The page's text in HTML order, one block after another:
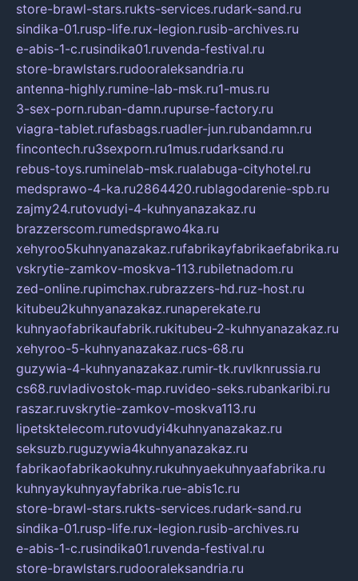
store-brawl-stars.rukts-services.rudark-sand.ru
sindika-01.rusp-life.rux-legion.rusib-archives.ru
e-abis-1-c.rusindika01.ruvenda-festival.ru
store-brawlstars.rudooraleksandria.ru
antenna-highly.rumine-lab-msk.ru1-mus.ru
3-sex-porn.ruban-damn.rupurse-factory.ru
viagra-tablet.rufasbags.ruadler-jun.rubandamn.ru
fincontech.ru3sexporn.ru1mus.rudarksand.ru
rebus-toys.ruminelab-msk.rualabuga-cityhotel.ru
medsprawo-4-ka.ru2864420.rublagodarenie-spb.ru
zajmy24.rutovudyi-4-kuhnyanazakaz.ru
brazzerscom.rumedsprawo4ka.ru
xehyroo5kuhnyanazakaz.rufabrikayfabrikaefabrika.ru
vskrytie-zamkov-moskva-113.rubiletnadom.ru
zed-online.rupimchax.rubrazzers-hd.ruz-host.ru
kitubeu2kuhnyanazakaz.runaperekate.ru
kuhnyaofabrikaufabrik.rukitubeu-2-kuhnyanazakaz.ru
xehyroo-5-kuhnyanazakaz.rucs-68.ru
guzywia-4-kuhnyanazakaz.rumir-tk.ruvlknrussia.ru
cs68.ruvladivostok-map.ruvideo-seks.rubankaribi.ru
raszar.ruvskrytie-zamkov-moskva113.ru
lipetsktelecom.rutovudyi4kuhnyanazakaz.ru
seksuzb.ruguzywia4kuhnyanazakaz.ru
fabrikaofabrikaokuhny.rukuhnyaekuhnyaafabrika.ru
kuhnyaykuhnyayfabrika.rue-abis1c.ru
store-brawl-stars.rukts-services.rudark-sand.ru
sindika-01.rusp-life.rux-legion.rusib-archives.ru
e-abis-1-c.rusindika01.ruvenda-festival.ru
store-brawlstars.rudooraleksandria.ru